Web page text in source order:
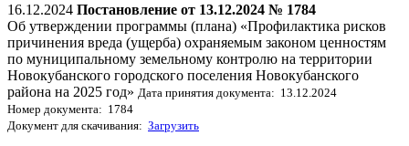
16.12.2024 Постановление от 13.12.2024 № 1784
Об утверждении программы (плана) «Профилактика рисков
причинения вреда (ущерба) охраняемым законом ценностям
по муниципальному земельному контролю на территории
Новокубанского городского поселения Новокубанского
района на 2025 год» Дата принятия документа: 13.12.2024
Номер документа: 1784
Документ для скачивания: Загрузить